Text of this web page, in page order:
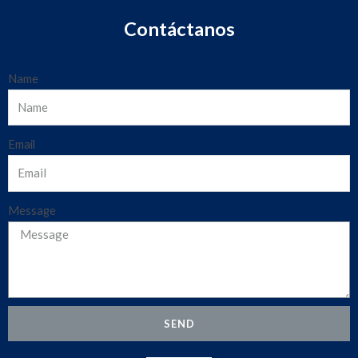
Contáctanos
Name
Email
Message
SEND